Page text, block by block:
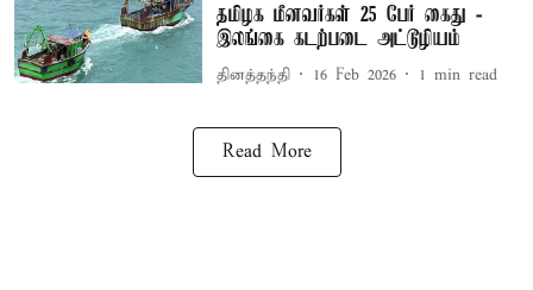
தமிழக மீனவர்கள் 25 பேர் கைது -
இலங்கை கடற்படை அட்டூழியம்
தினத்தந்தி 16 Feb 2026 1 min read
Read More